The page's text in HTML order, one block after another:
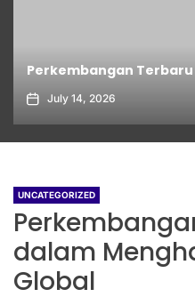
Perkembangan
July 14, 2026
UNCATEGORIZED
dalam
Global